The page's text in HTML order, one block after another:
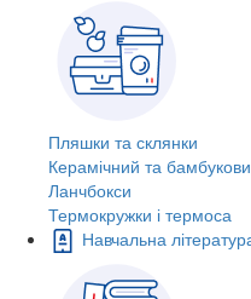
Пляшки та склянки
Керамічний та
Ланчбокси
Термокружки і термоса
Навчальна